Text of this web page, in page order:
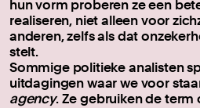
hun vorm proberen ze een
realiseren, niet alleen voor
anderen, zelfs als dat
stelt.
Sommige politieke analisten
uitdagingen waar we voor
agency. Ze gebruiken de